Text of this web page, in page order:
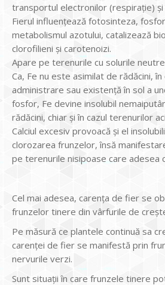
transportul electronilor (respirație) și
Fierul influențează fotosinteza,
metabolismul azotului, catalizează
clorofilieni și carotenoizi.
Apare pe terenurile cu solurile
Ca, Fe nu este asimilat de rădăcini,
administrare sau existenţă în sol a
fosfor, Fe devine insolubil
rădăcini, chiar şi în cazul terenurilor
Calciul excesiv provoacă şi el
clorozarea frunzelor, însă
pe terenurile nisipoase care adesea
Cel mai adesea, carența de fier se
frunzelor tinere din vârfurile de
Pe măsură ce plantele continuă sa
carenței de fier se manifestă prin
nervurile verzi.
Sunt situații în care frunzele tinere